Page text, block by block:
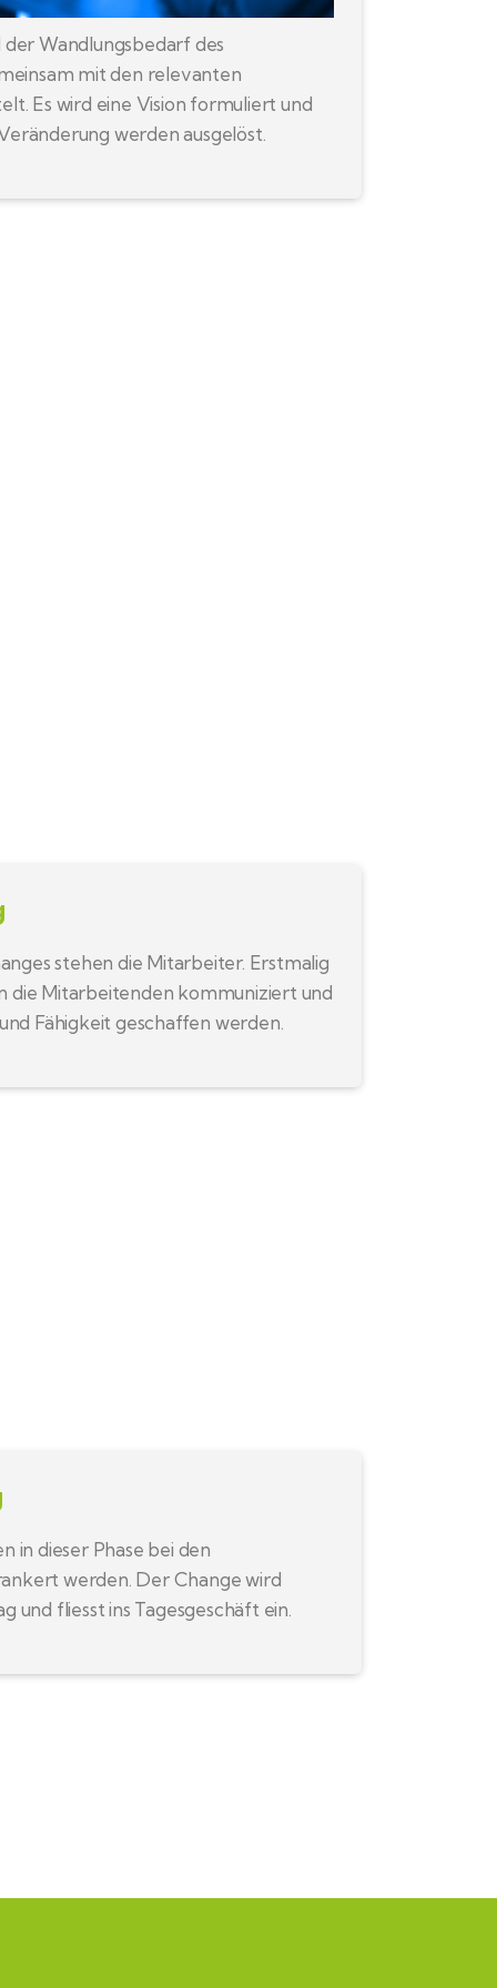
der Wandlungsbedarf des
mit den relevanten
Es wird eine Vision formuliert und
werden ausgelöst.
stehen die Mitarbeiter. Erstmalig
die Mitarbeitenden kommuniziert und
Fähigkeit geschaffen werden.
in dieser Phase bei den
werden. Der Change wird
und fliesst ins Tagesgeschäft ein.